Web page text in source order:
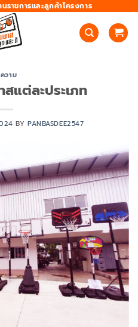
ราชการและลูกค้าโครงการ
วาม
แต่ละประเภท
BYPANBASDEE2547